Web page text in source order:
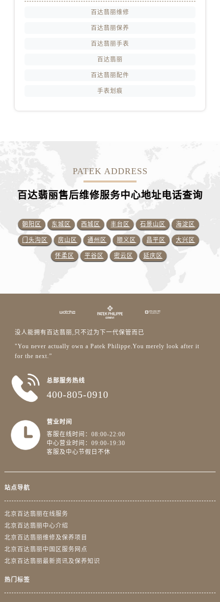
百达翡丽维修
百达翡丽保养
百达翡丽手表
百达翡丽
百达翡丽配件
手表划痕
PATEK ADDRESS
百达翡丽售后维修服务中心地址电话查询
朝阳区 东城区 西城区 丰台区 石景山区 海淀区
门头沟区 房山区 通州区 顺义区 昌平区 大兴区
怀柔区 平谷区 密云区 延庆区
没人能拥有百达翡丽,只不过为下一代保管而已
"You never actually own a Patek Philippe.You merely look after it
for the next.”
总部服务热线
400-805-0910
营业时间
客服在线时间：08:00-22:00
中心营业时间：09:00-19:30
客服及中心节假日不休
站点导航
北京百达翡丽在线服务
北京百达翡丽中心介绍
北京百达翡丽维修及保养项目
北京百达翡丽中国区服务网点
北京百达翡丽最新资讯及保养知识
热门标签